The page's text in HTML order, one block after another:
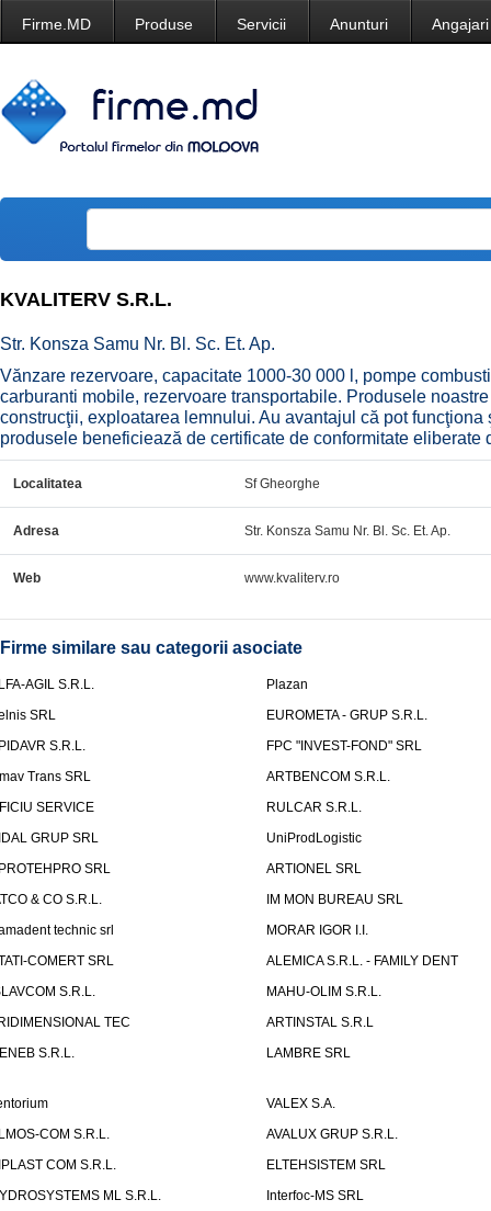
Firme.MD Produse Servicii Anunturi Angajari
KVALITERV S.R.L.
Str. Konsza Samu Nr. Bl. Sc. Et. Ap.
Vănzare rezervoare, capacitate 1000-30 000 l, pompe
carburanti mobile, rezervoare transportabile. Produsele
construcţii, exploatarea lemnului. Au avantajul că pot funcţiona
produsele beneficiează de certificate de conformitate eliberate
Localitatea Sf Gheorghe
Adresa Str. Konsza Samu Nr. Bl. Sc. Et. Ap.
Web www.kvaliterv.ro
Firme similare sau categorii asociate
AGIL S.R.L.
Plazan
SRL
EUROMETA - GRUP S.R.L.
S.R.L.
FPC "INVEST-FOND" SRL
Trans SRL
ARTBENCOM S.R.L.
SERVICE
RULCAR S.R.L.
GRUP SRL
UniProdLogistic
SRL
ARTIONEL SRL
& CO S.R.L.
IM MON BUREAU SRL
technic srl
MORAR IGOR I.I.
COMERT SRL
ALEMICA S.R.L. - FAMILY DENT
S.R.L.
MAHU-OLIM S.R.L.
TEC
ARTINSTAL S.R.L
S.R.L.
LAMBRE SRL
VALEX S.A.
COM S.R.L.
AVALUX GRUP S.R.L.
COM S.R.L.
ELTEHSISTEM SRL
ML S.R.L.
Interfoc-MS SRL